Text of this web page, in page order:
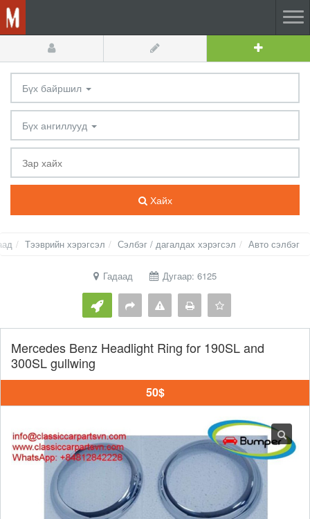
Бүх байршил
Бүх ангиллууд
Хайх
Тээврийн хэрэгсэл Сэлбэг / дагалдах хэрэгсэл Авто сэлбэг
Гадаад Дугаар: 6125
Mercedes Benz Headlight Ring for 190SL and
300SL gullwing
50$